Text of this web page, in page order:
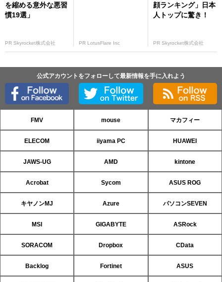
を縮める意外な悪習
慣19選」
PR Skyrocket株式会社 PR LotusFlare Inc
顔ランキング」日本
人トップに驚き！
PR Skyrocket株式会社
公式アカウントをフォローして最新情報を手に入れよう
FMV mouse マカフィー
ELECOM iiyama PC HUAWEI
JAWS-UG AMD kintone
Acrobat Sycom ASUS ROG
キヤノンMJ Azure パソコンSEVEN
MSI GIGABYTE ASRock
SORACOM Dropbox CData
Backlog Fortinet ASUS